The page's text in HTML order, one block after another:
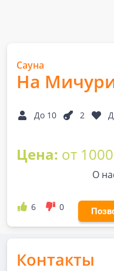
Сауна
На
До 10 2
Цена: от
О
6 0
Контакты